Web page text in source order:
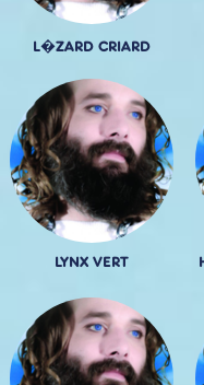
L�ZARD CRIARD
LYNX VERT